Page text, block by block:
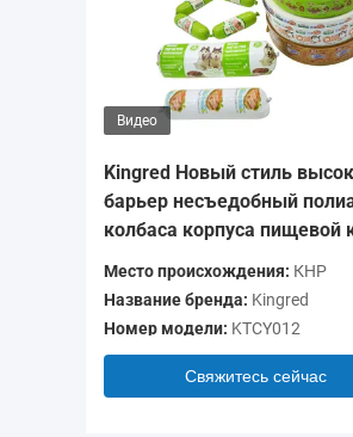
Видео
Kingred Новый стиль
барьер несъедобный
колбаса корпуса пищевой
Место происхождения: КНР
Название бренда: Kingred
Номер модели: KTCY012
Свяжитесь сейчас